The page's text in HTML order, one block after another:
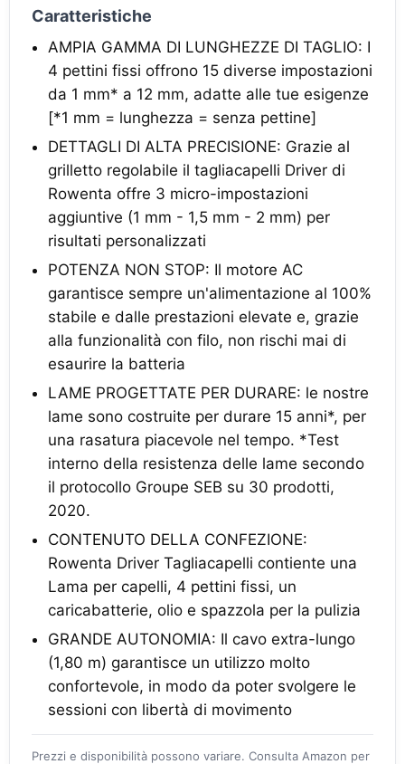
Caratteristiche
AMPIA GAMMA DI LUNGHEZZE DI TAGLIO: I
4 pettini fissi offrono 15 diverse impostazioni
da 1 mm* a 12 mm, adatte alle tue esigenze
[*1 mm = lunghezza = senza pettine]
DETTAGLI DI ALTA PRECISIONE: Grazie al
grilletto regolabile il tagliacapelli Driver di
Rowenta offre 3 micro-impostazioni
aggiuntive (1 mm - 1,5 mm - 2 mm) per
risultati personalizzati
POTENZA NON STOP: Il motore AC
garantisce sempre un'alimentazione al 100%
stabile e dalle prestazioni elevate e, grazie
alla funzionalità con filo, non rischi mai di
esaurire la batteria
LAME PROGETTATE PER DURARE: le nostre
lame sono costruite per durare 15 anni*, per
una rasatura piacevole nel tempo. *Test
interno della resistenza delle lame secondo
il protocollo Groupe SEB su 30 prodotti,
2020.
CONTENUTO DELLA CONFEZIONE:
Rowenta Driver Tagliacapelli contiente una
Lama per capelli, 4 pettini fissi, un
caricabatterie, olio e spazzola per la pulizia
GRANDE AUTONOMIA: Il cavo extra-lungo
(1,80 m) garantisce un utilizzo molto
confortevole, in modo da poter svolgere le
sessioni con libertà di movimento
Prezzi e disponibilità possono variare. Consulta Amazon per